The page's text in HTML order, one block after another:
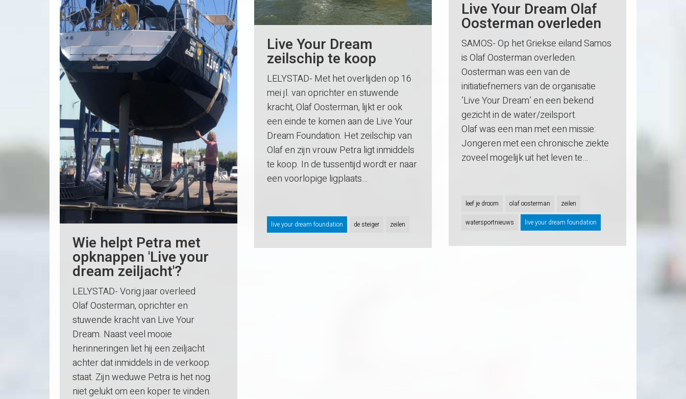
Wie helpt Petra met
opknappen 'Live your
dream zeiljacht'?
LELYSTAD- Vorig jaar overleed
Olaf Oosterman, oprichter en
stuwende kracht van Live Your
Dream. Naast veel mooie
herinneringen liet hij een zeiljacht
achter dat inmiddels in de verkoop
staat. Zijn weduwe Petra is het nog
niet gelukt om een koper te vinden.
Live Your Dream
zeilschip te koop
LELYSTAD- Met het overlijden op 16
mei jl. van oprichter en stuwende
kracht, Olaf Oosterman, lijkt er ook
een einde te komen aan de Live Your
Dream Foundation. Het zeilschip van
Olaf en zijn vrouw Petra ligt inmiddels
te koop. In de tussentijd wordt er naar
een voorlopige ligplaats…
live your dream foundation de steiger zeilen
Live Your Dream Olaf
Oosterman overleden
SAMOS- Op het Griekse eiland Samos
is Olaf Oosterman overleden.
Oosterman was een van de
initiatiefnemers van de organisatie
’Live Your Dream’ en een bekend
gezicht in de water/zeilsport.
Olaf was een man met een missie:
Jongeren met een chronische ziekte
zoveel mogelijk uit het leven te…
leef je droom olaf oosterman zeilen
watersportnieuws live your dream foundation